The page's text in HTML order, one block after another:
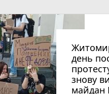
день
знову
майдан